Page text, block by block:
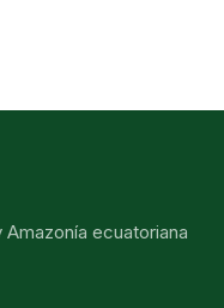
Amazonía ecuatoriana